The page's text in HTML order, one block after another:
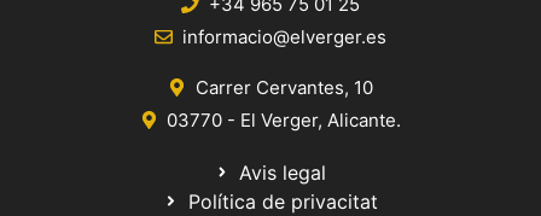
informacio@elverger.es
Carrer Cervantes, 10
03770 - El Verger, Alicante.
Avis legal
Política de privacitat